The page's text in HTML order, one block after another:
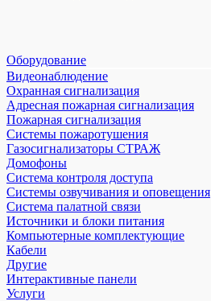
Оборудование
Видеонаблюдение
Охранная сигнализация
Адресная пожарная сигнализация
Пожарная сигнализация
Системы пожаротушения
Газосигнализаторы СТРАЖ
Домофоны
Система контроля доступа
Системы озвучивания и оповещения
Система палатной связи
Источники и блоки питания
Компьютерные комплектующие
Кабели
Другие
Интерактивные панели
Услуги